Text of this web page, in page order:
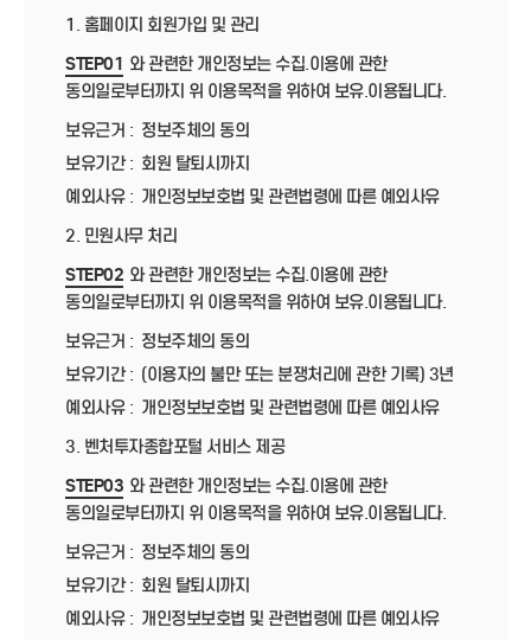
1. 홈페이지 회원가입 및 관리
STEP01 와 관련한 개인정보는 수집.이용에 관한
동의일로부터까지 위 이용목적을 위하여 보유.이용됩니다.
보유근거 : 정보주체의 동의
보유기간 : 회원 탈퇴시까지
예외사유 : 개인정보보호법 및 관련법령에 따른 예외사유
2. 민원사무 처리
STEP02 와 관련한 개인정보는 수집.이용에 관한
동의일로부터까지 위 이용목적을 위하여 보유.이용됩니다.
보유근거 : 정보주체의 동의
보유기간 : (이용자의 불만 또는 분쟁처리에 관한 기록) 3년
예외사유 : 개인정보보호법 및 관련법령에 따른 예외사유
3. 벤처투자종합포털 서비스 제공
STEP03 와 관련한 개인정보는 수집.이용에 관한
동의일로부터까지 위 이용목적을 위하여 보유.이용됩니다.
보유근거 : 정보주체의 동의
보유기간 : 회원 탈퇴시까지
예외사유 : 개인정보보호법 및 관련법령에 따른 예외사유